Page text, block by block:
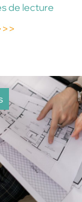
de lecture